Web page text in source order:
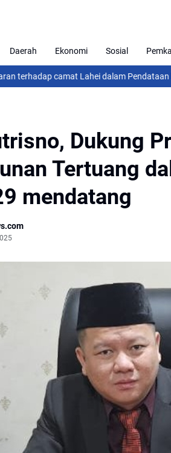
Daerah Ekonomi Sosial
camat Lahei dalam Pendataan lahan,
Dukung
Tertuang
mendatang